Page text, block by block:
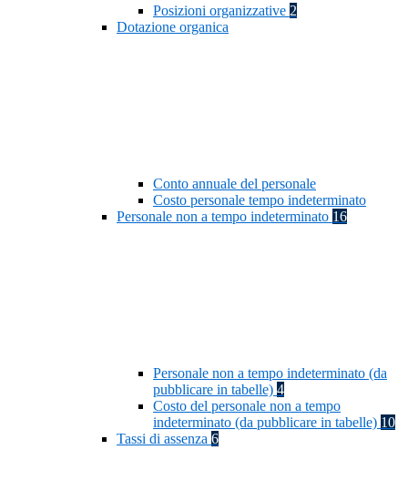
Posizioni organizzative 2
Dotazione organica
Conto annuale del personale
Costo personale tempo indeterminato
Personale non a tempo indeterminato 16
Personale non a tempo indeterminato (da
pubblicare in tabelle) 4
Costo del personale non a tempo
indeterminato (da pubblicare in tabelle) 10
Tassi di assenza 6